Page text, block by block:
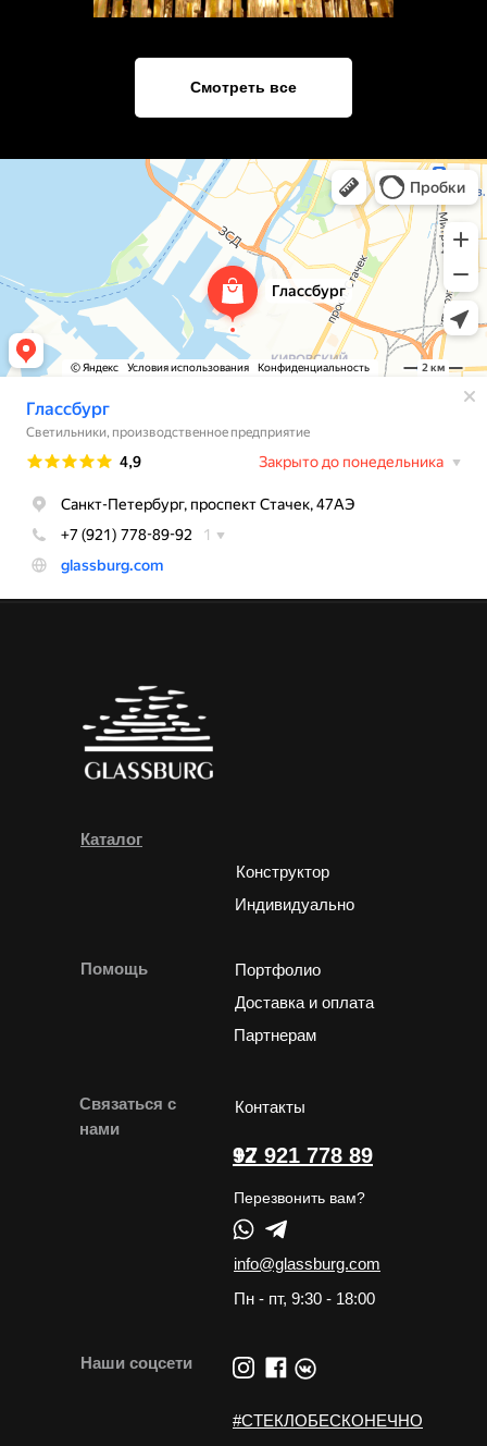
Смотреть все
Каталог
Помощь
Связаться с
нами
Наши соцсети
info@glassburg.com
Пн - пт, 9:30 - 18:00
#СТЕКЛОБЕСКОНЕЧНО
Конструктор
Индивидуально
Портфолио
Доставка и оплата
Партнерам
Контакты
Перезвонить вам?
+7 921 778 89 92